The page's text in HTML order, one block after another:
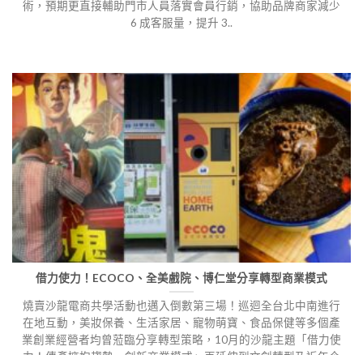
術，預期更直接輔助門市人員落實會員行銷，協助品牌商家減少
6 成客服量，提升 3..
借力使力！ECOCO、全美戲院、博仁堂分享轉型商業模式
燒賣沙龍電商共學活動也邁入倒數第三場！巡迴全台北中南進行
在地互動，美妝保養、生活家居、寵物萌寶、食品保健等多個產
業創業經營者均曾蒞臨分享轉型策略，10月的沙龍主題「借力使